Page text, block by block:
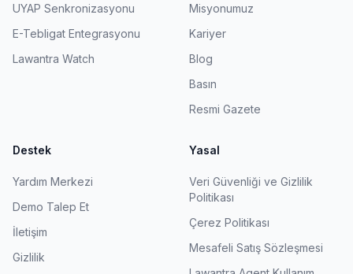
UYAP Senkronizasyonu
E-Tebligat Entegrasyonu
Lawantra Watch
Misyonumuz
Kariyer
Blog
Basın
Resmi Gazete
Destek
Yardım Merkezi
Demo Talep Et
İletişim
Gizlilik
Yasal
Veri Güvenliği ve Gizlilik
Politikası
Çerez Politikası
Mesafeli Satış Sözleşmesi